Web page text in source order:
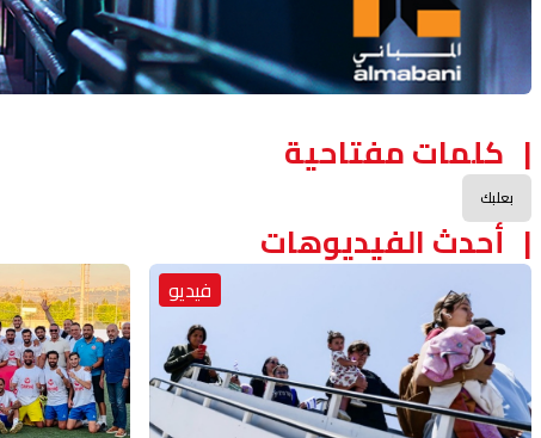
كلمات مفتاحية
بعلبك
أحدث الفيديوهات
فيديو